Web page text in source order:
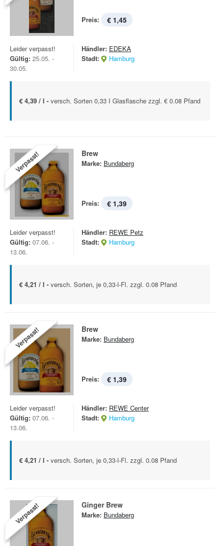
Preis: € 1,45
Leider verpasst!
Gültig: 25.05. -
30.05.
Händler: EDEKA
Stadt:
Hamburg
€ 4,39 / l - versch. Sorten 0,33 I Glasflasche zzgl. € 0.08 Pfand
Verpasst! Brew
Marke: Bundaberg
Preis: € 1,39
Leider verpasst!
Gültig: 07.06. -
13.06.
Händler: REWE Petz
Stadt:
Hamburg
€ 4,21 / l - versch. Sorten, je 0,33-l-Fl. zzgl. 0.08 Pfand
Verpasst! Brew
Marke: Bundaberg
Preis: € 1,39
Leider verpasst!
Gültig: 07.06. -
13.06.
Händler: REWE Center
Stadt:
Hamburg
€ 4,21 / l - versch. Sorten, je 0,33-l-Fl. zzgl. 0.08 Pfand
Verpasst! Ginger Brew
Marke: Bundaberg